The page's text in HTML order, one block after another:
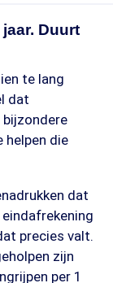
Duurt
te lang
dat
helpen die
dat
precies valt.
zijn
per 1